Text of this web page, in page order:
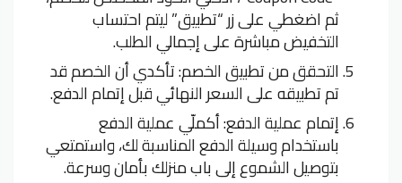
ثم اضغطي على زر “تطبيق” ليتم احتساب
التخفيض مباشرة على إجمالي الطلب.
التحقق من تطبيق الخصم: تأكدي أن الخصم قد
تم تطبيقه على السعر النهائي قبل إتمام الدفع.
إتمام عملية الدفع: أكملّي عملية الدفع
باستخدام وسيلة الدفع المناسبة لك، واستمتعي
بتوصيل الشموع إلى باب منزلك بأمان وسرعة.